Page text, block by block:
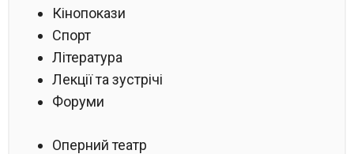
Кінопокази
Спорт
Література
Лекції та зустрічі
Форуми
Оперний театр